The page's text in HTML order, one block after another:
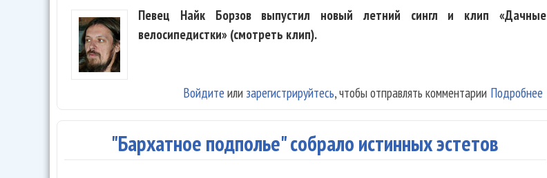
Певец Найк Борзов выпустил новый летний сингл и клип «Дачные
велосипедистки» (смотреть клип).
Подробнее
Войдите или зарегистрируйтесь, чтобы отправлять комментарии
"Бархатное подполье" собрало истинных эстетов